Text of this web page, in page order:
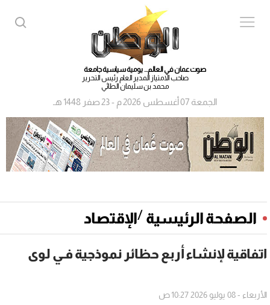
صوت عمان في العالم... يومية سياسية جامعة
صاحب الامتياز المدير العام رئيس التحرير
محمد بن سليمان الطائي
الجمعة 07 أغسطس 2026 م - 23 صفر 1448 هـ
الصفحة الرئيسية /الإقتصاد
اتفاقية لإنشاء أربع حظائر نموذجية فـي لوى
الأربعاء - 08 يوليو 2026 10:27 ص